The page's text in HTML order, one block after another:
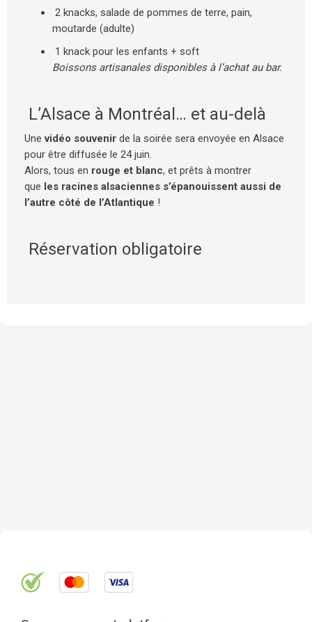
2 knacks, salade de pommes de terre, pain,
moutarde (adulte)
1 knack pour les enfants + soft
Boissons artisanales disponibles à l’achat au bar.
L’Alsace à Montréal… et au-delà
Unevidéo souvenir de la soirée sera envoyée en Alsace
pour être diffusée le 24 juin.
Alors, tous en rouge et blanc, et prêts à montrer
que les racines alsaciennes s’épanouissent aussi de
l’autre côté de l’Atlantique !
Réservation obligatoire